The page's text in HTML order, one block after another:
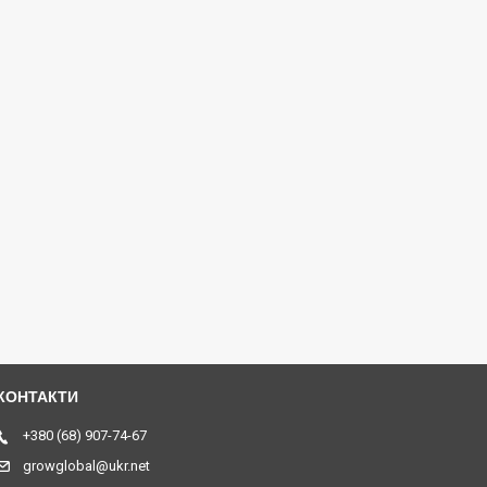
+380 (68) 907-74-67
growglobal@ukr.net